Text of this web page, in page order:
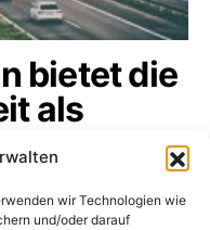
wir Technologien wie
und/oder darauf
bietet die
als
bietet die